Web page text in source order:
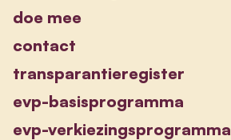
doe mee
contact
transparantieregister
evp-basisprogramma
evp-verkiezingsprogramma